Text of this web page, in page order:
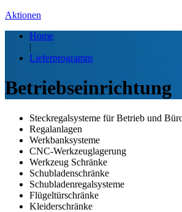
Aktionen
Home
|
Lieferprogramm
Betriebseinrichtung
Steckregalsysteme für Betrieb und
Regalanlagen
Werkbanksysteme
CNC-Werkzeuglagerung
Werkzeug Schränke
Schubladenschränke
Schubladenregalsysteme
Flügeltürschränke
Kleiderschränke